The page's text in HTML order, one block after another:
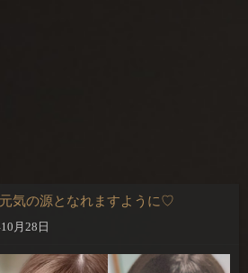
気の源となれますように♡
月28日